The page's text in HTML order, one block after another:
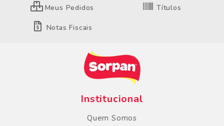
Meus Pedidos Títulos
Notas Fiscais
Institucional
Quem Somos